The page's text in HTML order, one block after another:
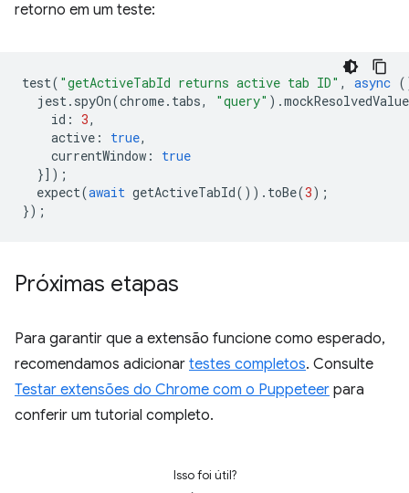
retorno em um teste:
test( "getActiveTabId returns active tab ID" , async
jest. spyOn(chrome. tabs, "query" ).mockResolvedValue
id : 3,
active : true,
currentWindow :
true
}]);
expect(await getActiveTabId()). toBe(3);
});
Próximas etapas
Para garantir que a extensão funcione como esperado,
recomendamos adicionar testes completos. Consulte
Testar extensões do Chrome com o Puppeteer para
conferir um tutorial completo.
Isso foi útil?